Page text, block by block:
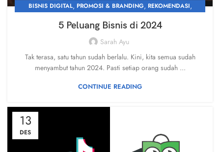
BISNIS DIGITAL, PROMOSI & BRANDING, REKOMENDASI,
5 Peluang Bisnis di 2024
Sarah Ayu
Tak terasa, satu tahun sudah berlalu. Kini, kita semua sudah
menyambut tahun 2024. Pasti setiap orang sudah ...
CONTINUE READING
13
DES